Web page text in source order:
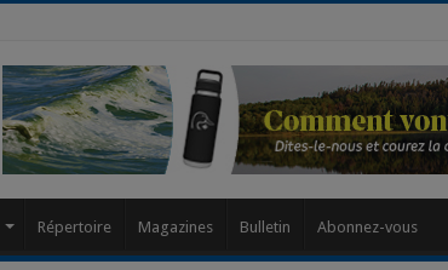
Répertoire Magazines Bulletin Abonnez-vous
modal-check